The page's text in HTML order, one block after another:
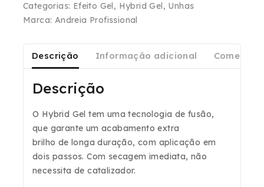
Categorias: Efeito Gel , Hybrid Gel , Unhas
Marca: Andreia Profissional
Descrição Informação adicional
Descrição
O Hybrid Gel tem umatecnologia de fusão,
que garante um acabamentoextra
brilho de longa duração, com aplicação em
dois passos. Com secagem imediata, não
necessita de catalizador.